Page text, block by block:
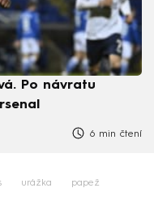
Po návratu
6 min čtení
urážka papež